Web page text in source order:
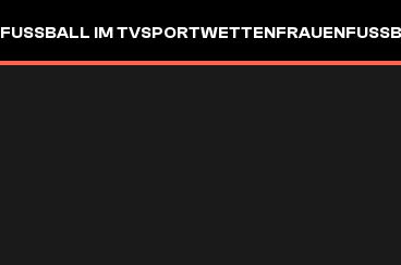
FUSSBALL IM TV SPORTWETTEN